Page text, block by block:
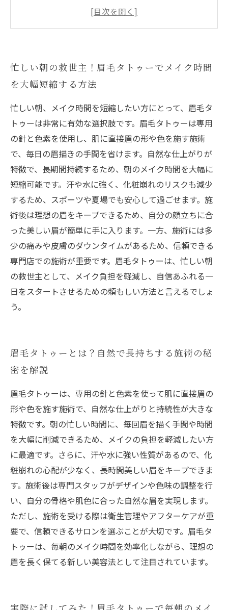
実際に試してみた！眉毛タトゥーで毎朝のメイ
べきポイント
理想の眉をキープして自信アップ！眉毛タトゥ
ーで得られる効果まとめ
忙しい朝にもう悩まない！眉毛タトゥーの魅力
と導入のすすめ
あなたもできる！眉毛タトゥーで朝のメイク負
担を軽減する理由
忙しい朝の救世主！眉毛タトゥーでメイク時間
を大幅短縮する方法
忙しい朝、メイク時間を短縮したい方にとって、眉毛タ
トゥーは非常に有効な選択肢です。眉毛タトゥーは専用
の針と色素を使用し、肌に直接眉の形や色を施す施術
で、毎日の眉描きの手間を省けます。自然な仕上がりが
特徴で、長期間持続するため、朝のメイク時間を大幅に
短縮可能です。汗や水に強く、化粧崩れのリスクも減少
するため、スポーツや夏場でも安心して過ごせます。施
術後は理想の眉をキープできるため、自分の顔立ちに合
った美しい眉が簡単に手に入ります。一方、施術には多
少の痛みや皮膚のダウンタイムがあるため、信頼できる
専門店での施術が重要です。眉毛タトゥーは、忙しい朝
の救世主として、メイク負担を軽減し、自信あふれる一
日をスタートさせるための頼もしい方法と言えるでしょ
う。
眉毛タトゥーとは？自然で長持ちする施術の秘
密を解説
眉毛タトゥーは、専用の針と色素を使って肌に直接眉の
形や色を施す施術で、自然な仕上がりと持続性が大きな
特徴です。朝の忙しい時間に、毎回眉を描く手間や時間
を大幅に削減できるため、メイクの負担を軽減したい方
に最適です。さらに、汗や水に強い性質があるので、化
粧崩れの心配が少なく、長時間美しい眉をキープできま
す。施術後は専門スタッフがデザインや色味の調整を行
い、自分の骨格や肌色に合った自然な眉を実現します。
ただし、施術を受ける際は衛生管理やアフターケアが重
要で、信頼できるサロンを選ぶことが大切です。眉毛タ
トゥーは、毎朝のメイク時間を効率化しながら、理想の
眉を長く保てる新しい美容法として注目されています。